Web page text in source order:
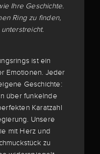
Ihre Geschichte.
Ring zu finden,
ist ein
Emotionen. Jeder
Geschichte:
über funkelnde
Karatzahl
Unsere
mit Herz und
zu